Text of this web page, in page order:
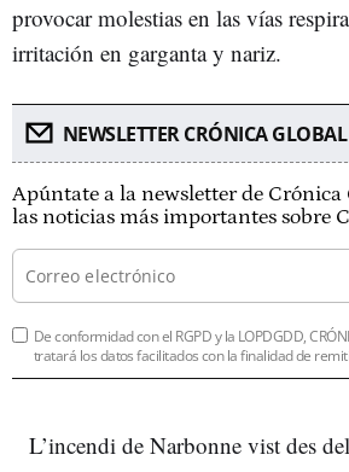
provocar molestias en las vías
irritación en garganta y nariz.
NEWSLETTER CRÓNICA GLOBAL
Apúntate a la newsletter de
las noticias más importantes sobre
De conformidad con el RGPD y la LOPDGDD,
tratará los datos facilitados con la finalidad de
L’incendi de Narbonne vist des